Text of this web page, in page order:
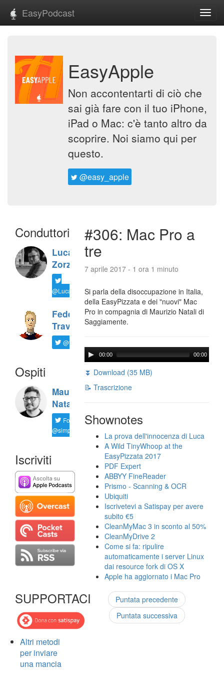
EasyPodcast
EasyApple
Non accontentarti di ciò che
sai già fare con il tuo iPhone,
iPad o Mac: c'è tanto altro da
scoprire. Noi siamo qui per
questo.
@easy_apple
Conduttori
Luca
Zorzi
@LucaTNT
Federico
Travaini
@ftrava
Ospiti
Maurizio
Natali
Follow
@simplemal
Iscriviti
SUPPORTACI
Altri metodi
per inviare
una mancia
#306: Mac Pro a
tre
7 aprile 2017 - 1 ora 1 minuto
Si parla della disoccupazione in Italia,
della EasyPizzata e dei "nuovi" Mac
Pro in compagnia di Maurizio Natali di
Saggiamente.
00:00 00:00
⏬ Download (35 MB)
📝 Trascrizione
Shownotes
La prova dell'innocenza di Luca
A Wild TinyWhoop at the
EasyPizzata 2017
PDF Expert
ABBYY FineReader
Prismo - Scanning & OCR
Ubiquiti
Iscrivetevi a Satispay per avere
subito €5
CleanMyMac 3 in sconto al 50%
CleanMyDrive 2
Come si fa: ripulire
automaticamente i server Linux
dai resource fork di OS X
Apple ha aggiornato i Mac Pro
Puntata precedente
Puntata successiva